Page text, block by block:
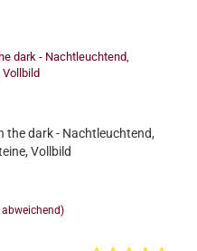
the dark - Nachtleuchtend,
Vollbild